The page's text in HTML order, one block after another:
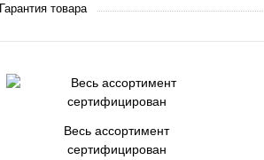
Гарантия товара
Весь ассортимент
сертифицирован